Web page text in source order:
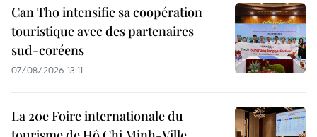
Can Tho intensifie sa coopération
touristique avec des partenaires
sud-coréens
07/08/2026 13:11
La 20e Foire internationale du